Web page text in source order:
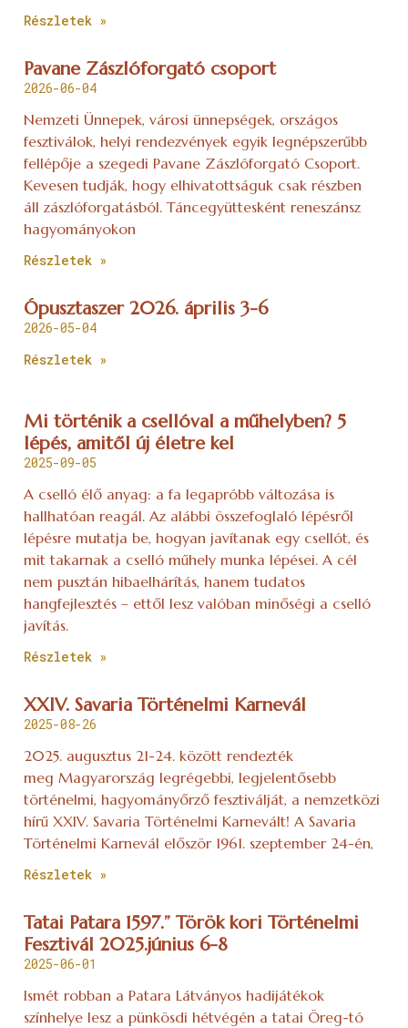
Részletek »
Pavane Zászlóforgató csoport
2026-06-04
Nemzeti Ünnepek, városi ünnepségek, országos
fesztiválok, helyi rendezvények egyik legnépszerűbb
fellépője a szegedi Pavane Zászlóforgató Csoport.
Kevesen tudják, hogy elhivatottságuk csak részben
áll zászlóforgatásból. Táncegyüttesként reneszánsz
hagyományokon
Részletek »
Ópusztaszer 2026. április 3-6
2026-05-04
Részletek »
Mi történik a csellóval a műhelyben? 5
lépés, amitől új életre kel
2025-09-05
A cselló élő anyag: a fa legapróbb változása is
hallhatóan reagál. Az alábbi összefoglaló lépésről
lépésre mutatja be, hogyan javítanak egy csellót, és
mit takarnak a cselló műhely munka lépései. A cél
nem pusztán hibaelhárítás, hanem tudatos
hangfejlesztés – ettől lesz valóban minőségi a cselló
javítás.
Részletek »
XXIV. Savaria Történelmi Karnevál
2025-08-26
2025. augusztus 21-24. között rendezték
meg Magyarország legrégebbi, legjelentősebb
történelmi, hagyományőrző fesztiválját, a nemzetközi
hírű XXIV. Savaria Történelmi Karnevált! A Savaria
Történelmi Karnevál először 1961. szeptember 24-én,
Részletek »
Tatai Patara 1597.” Török kori Történelmi
Fesztivál 2025.június 6-8
2025-06-01
Ismét robban a Patara Látványos hadijátékok
színhelye lesz a pünkösdi hétvégén a tatai Öreg-tó